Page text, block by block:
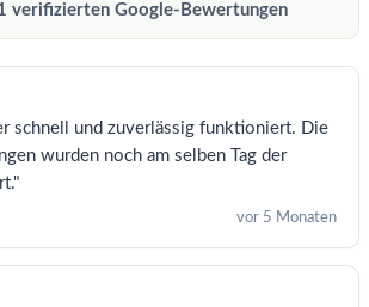
verifizierten Google-Bewertungen
schnell und zuverlässig funktioniert. Die
wurden noch am selben Tag der
vor 5 Monaten